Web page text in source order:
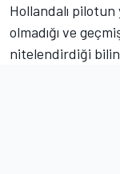
Hollandalı
olmadığı ve
nitelendirdiği